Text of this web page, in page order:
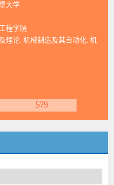
大学
程学院
理论. 机械制造及其自动化. 机
579